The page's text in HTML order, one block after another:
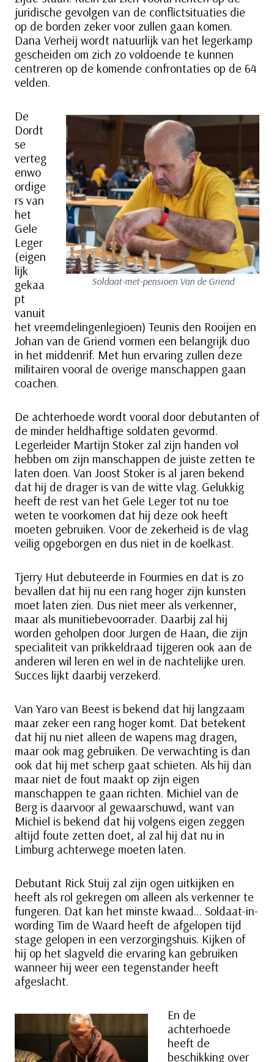
juridische gevolgen van de conflictsituaties die
op de borden zeker voor zullen gaan komen.
Dana Verheij wordt natuurlijk van het legerkamp
gescheiden om zich zo voldoende te kunnen
centreren op de komende confrontaties op de 64
velden.
Soldaat-met-pensioen Van de Griend
De
Dordt
se
verteg
enwo
ordige
rs van
het
Gele
Leger
(eigen
lijk
gekaa
pt
vanuit
het vreemdelingenlegioen) Teunis den Rooijen en
Johan van de Griend vormen een belangrijk duo
in het middenrif. Met hun ervaring zullen deze
militairen vooral de overige manschappen gaan
coachen.
De achterhoede wordt vooral door debutanten of
de minder heldhaftige soldaten gevormd.
Legerleider Martijn Stoker zal zijn handen vol
hebben om zijn manschappen de juiste zetten te
laten doen. Van Joost Stoker is al jaren bekend
dat hij de drager is van de witte vlag. Gelukkig
heeft de rest van het Gele Leger tot nu toe
weten te voorkomen dat hij deze ook heeft
moeten gebruiken. Voor de zekerheid is de vlag
veilig opgeborgen en dus niet in de koelkast.
Tjerry Hut debuteerde in Fourmies en dat is zo
bevallen dat hij nu een rang hoger zijn kunsten
moet laten zien. Dus niet meer als verkenner,
maar als munitiebevoorrader. Daarbij zal hij
worden geholpen door Jurgen de Haan, die zijn
specialiteit van prikkeldraad tijgeren ook aan de
anderen wil leren en wel in de nachtelijke uren.
Succes lijkt daarbij verzekerd.
Van Yaro van Beest is bekend dat hij langzaam
maar zeker een rang hoger komt. Dat betekent
dat hij nu niet alleen de wapens mag dragen,
maar ook mag gebruiken. De verwachting is dan
ook dat hij met scherp gaat schieten. Als hij dan
maar niet de fout maakt op zijn eigen
manschappen te gaan richten. Michiel van de
Berg is daarvoor al gewaarschuwd, want van
Michiel is bekend dat hij volgens eigen zeggen
altijd foute zetten doet, al zal hij dat nu in
Limburg achterwege moeten laten.
Debutant Rick Stuij zal zijn ogen uitkijken en
heeft als rol gekregen om alleen als verkenner te
fungeren. Dat kan het minste kwaad… Soldaat-in-
wording Tim de Waard heeft de afgelopen tijd
stage gelopen in een verzorgingshuis. Kijken of
hij op het slagveld die ervaring kan gebruiken
wanneer hij weer een tegenstander heeft
afgeslacht.
En de
achterhoede
heeft de
beschikking over